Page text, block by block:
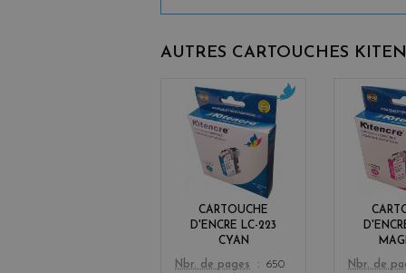
AUTRES CARTOUCHES
CARTOUCHE
D'ENCRE LC-223
CYAN
Color
c
y
Nbr. de pages
650
Color
Nbr. de